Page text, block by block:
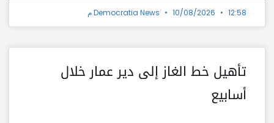
Democratia News 10/08/2026 12:58 م
تأهيل خط الغاز إلى دير عمار خلال
أسابيع